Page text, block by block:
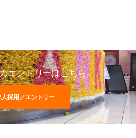
エントリーはこちら
人採用／エントリー